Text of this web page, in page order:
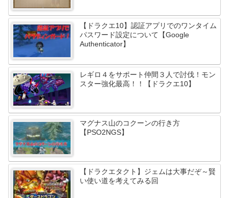
【ドラクエ10】認証アプリでのワンタイム
パスワード設定について【Google
Authenticator】
レギロ４をサポート仲間３人で討伐！モン
スター強化最高！！【ドラクエ10】
マグナス山のコクーンの行き方
【PSO2NGS】
【ドラクエタクト】ジェムは大事だぞ～賢
い使い道を考えてみる回